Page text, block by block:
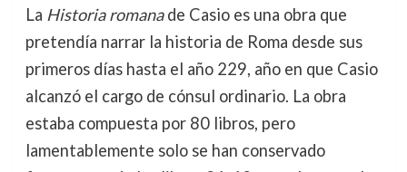
La Historia romanade Casio es una obra que
pretendía narrar la historia de Roma desde sus
primeros días hasta el año 229, año en que Casio
alcanzó el cargo de cónsul ordinario. La obra
estaba compuesta por 80 libros, pero
lamentablemente solo se han conservado